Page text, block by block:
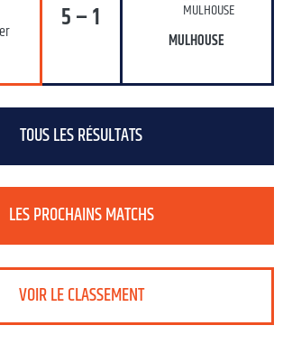
5 – 1
MULHOUSE
TOUS LES RÉSULTATS
LES PROCHAINS MATCHS
VOIR LE CLASSEMENT